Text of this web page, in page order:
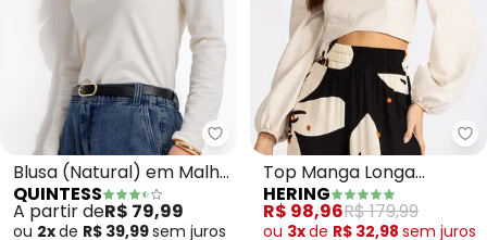
Quintess - Blusa (Natural) em
Blusa (Natural) em Malha
de Algodão
QUINTESS
A partir deR$ 79,99
ou 2xde R$ 39,99sem juros
Top Manga Longa
Viscolinho (Bege)
HERING
R$ 98,96R$ 179,99
ou 3xde R$ 32,98 sem juros